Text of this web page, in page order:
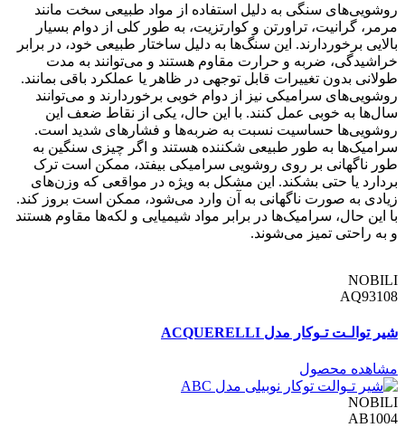
روشویی‌های سنگی به دلیل استفاده از مواد طبیعی سخت مانند
مرمر، گرانیت، تراورتن و کوارتزیت، به طور کلی از دوام بسیار
بالایی برخوردارند. این سنگ‌ها به دلیل ساختار طبیعی خود، در برابر
خراشیدگی، ضربه و حرارت مقاوم هستند و می‌توانند به مدت
طولانی بدون تغییرات قابل توجهی در ظاهر یا عملکرد باقی بمانند.
روشویی‌های سرامیکی نیز از دوام خوبی برخوردارند و می‌توانند
سال‌ها به خوبی عمل کنند. با این حال، یکی از نقاط ضعف این
روشویی‌ها حساسیت نسبت به ضربه‌ها و فشارهای شدید است.
سرامیک‌ها به طور طبیعی شکننده هستند و اگر چیزی سنگین به
طور ناگهانی بر روی روشویی سرامیکی بیفتد، ممکن است ترک
بردارد یا حتی بشکند. این مشکل به ویژه در مواقعی که وزن‌های
زیادی به صورت ناگهانی به آن وارد می‌شود، ممکن است بروز کند.
با این حال، سرامیک‌ها در برابر مواد شیمیایی و لکه‌ها مقاوم هستند
و به راحتی تمیز می‌شوند.
NOBILI
AQ93108
شیر توالـت تـوکار مدل ACQUERELLI
مشاهده محصول
NOBILI
AB1004